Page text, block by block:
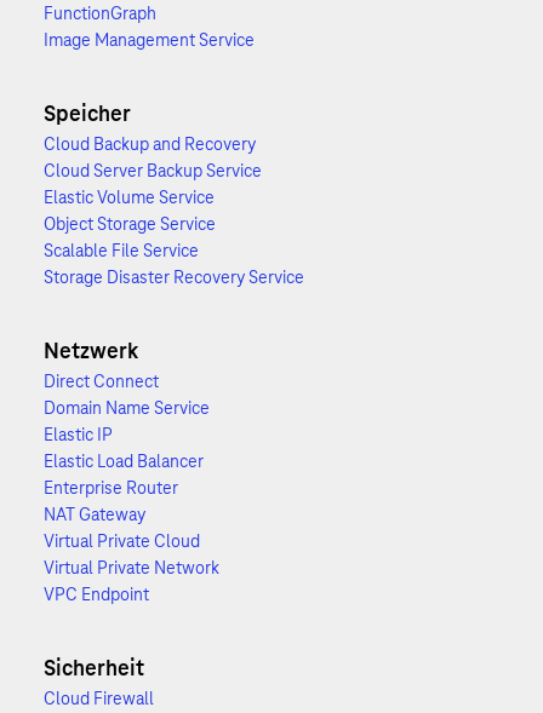
FunctionGraph
Image Management Service
Speicher
Cloud Backup and Recovery
Cloud Server Backup Service
Elastic Volume Service
Object Storage Service
Scalable File Service
Storage Disaster Recovery Service
Netzwerk
Direct Connect
Domain Name Service
Elastic IP
Elastic Load Balancer
Enterprise Router
NAT Gateway
Virtual Private Cloud
Virtual Private Network
VPC Endpoint
Sicherheit
Cloud Firewall